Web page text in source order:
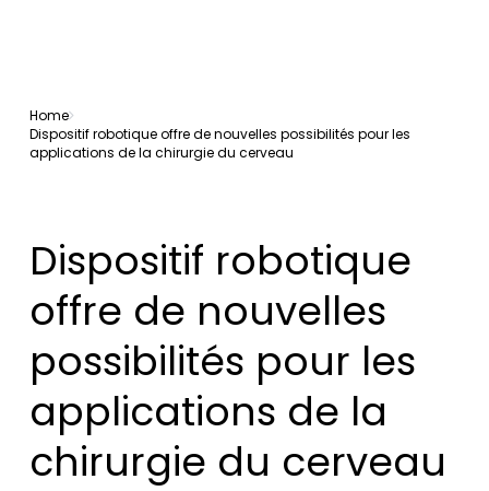
Home
Dispositif robotique offre de nouvelles possibilités pour les
applications de la chirurgie du cerveau
Dispositif robotique
offre de nouvelles
possibilités pour les
applications de la
chirurgie du cerveau